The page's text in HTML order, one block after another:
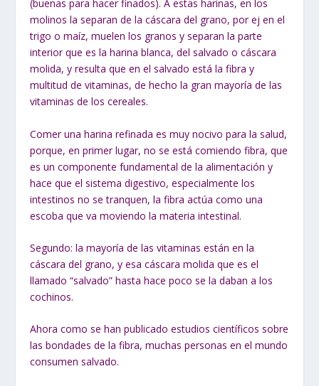
(buenas para hacer finados). A estas harinas, en los
molinos la separan de la cáscara del grano, por ej en el
trigo o maíz, muelen los granos y separan la parte
interior que es la harina blanca, del salvado o cáscara
molida, y resulta que en el salvado está la fibra y
multitud de vitaminas, de hecho la gran mayoría de las
vitaminas de los cereales.
Comer una harina refinada es muy nocivo para la salud,
porque, en primer lugar, no se está comiendo fibra, que
es un componente fundamental de la alimentación y
hace que el sistema digestivo, especialmente los
intestinos no se tranquen, la fibra actúa como una
escoba que va moviendo la materia intestinal.
Segundo: la mayoría de las vitaminas están en la
cáscara del grano, y esa cáscara molida que es el
llamado “salvado” hasta hace poco se la daban a los
cochinos.
Ahora como se han publicado estudios científicos sobre
las bondades de la fibra, muchas personas en el mundo
consumen salvado.